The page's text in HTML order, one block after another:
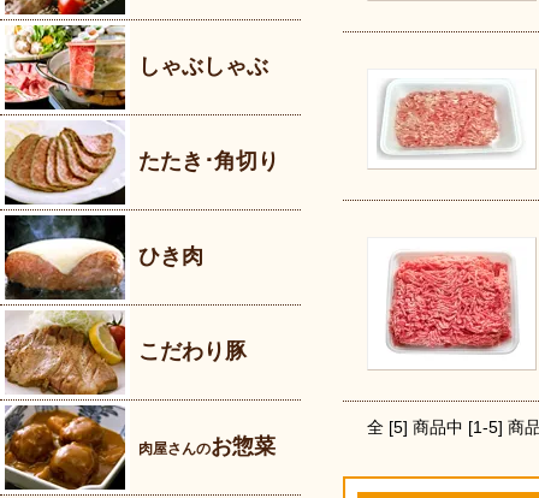
全 [5] 商品中 [1-5] 商
しゃぶしゃぶ
たたき･角切り
ひき肉
こだわり豚
肉屋さんのお惣菜